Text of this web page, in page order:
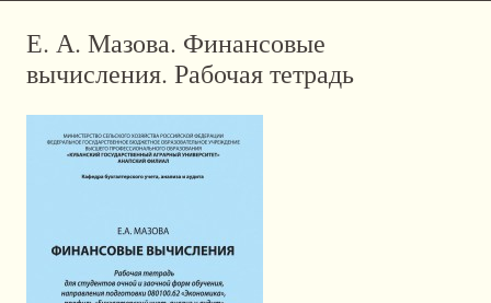
Е. А. Мазова. Финансовые
вычисления. Рабочая тетрадь